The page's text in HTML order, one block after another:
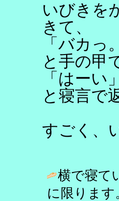
いびきを
きて、
「バカ
と手の甲
「はーい」
と寝言で
すごく、
横で寝て
に限ります